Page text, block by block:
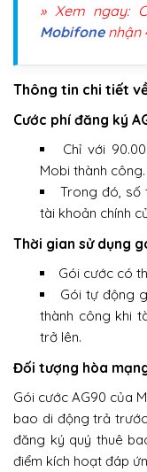
» Xem ngay:
Mobifonenhận
Thông tin chi tiết
Cước phí đăng ký
Chỉ với
Mobi thành công.
Trong đó, số
tài khoản chính
Thời gian sử dụng
Gói cước có
Gói tự động
thành công khi
trở lên.
Đối tượng hòa
Gói cước AG90 của
bao di động trả
đăng ký quý thuê
điểm kích hoạt đáp